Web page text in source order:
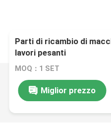
Parti di ricambio di
lavori pesanti
MOQ：1 SET
Miglior prezzo